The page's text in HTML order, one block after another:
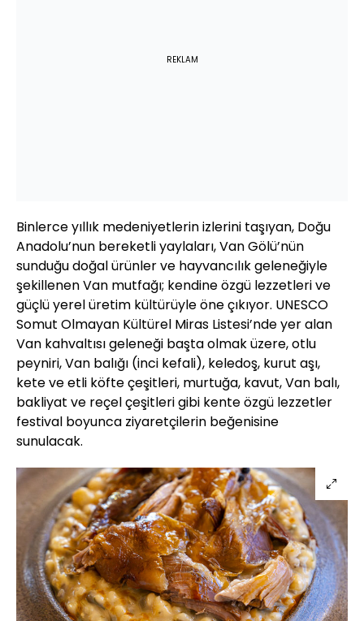
REKLAM
Binlerce yıllık medeniyetlerin izlerini taşıyan, Doğu
Anadolu’nun bereketli yaylaları, Van Gölü’nün
sunduğu doğal ürünler ve hayvancılık geleneğiyle
şekillenen Van mutfağı; kendine özgü lezzetleri ve
güçlü yerel üretim kültürüyle öne çıkıyor. UNESCO
Somut Olmayan Kültürel Miras Listesi’nde yer alan
Van kahvaltısı geleneği başta olmak üzere, otlu
peyniri, Van balığı (inci kefali), keledoş, kurut aşı,
kete ve etli köfte çeşitleri, murtuğa, kavut, Van balı,
bakliyat ve reçel çeşitleri gibi kente özgü lezzetler
festival boyunca ziyaretçilerin beğenisine
sunulacak.